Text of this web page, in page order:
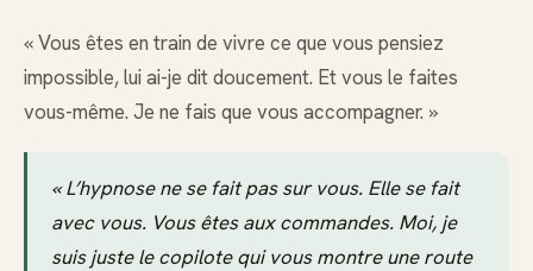
« Vous êtes en train de vivre ce que vous pensiez
impossible, lui ai-je dit doucement. Et vous le faites
vous-même. Je ne fais que vous accompagner. »
« L’hypnose ne se fait pas sur vous. Elle se fait
avec vous. Vous êtes aux commandes. Moi, je
suis juste le copilote qui vous montre une route